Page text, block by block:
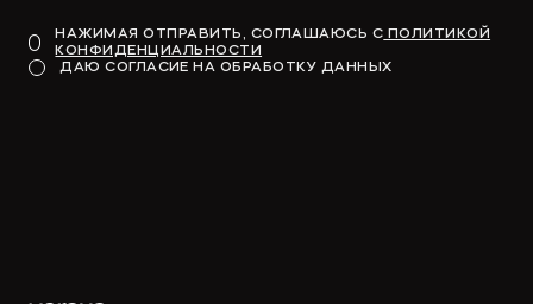
НАЖИМАЯ ОТПРАВИТЬ, СОГЛАШАЮСЬ С ПОЛИТИКОЙ
КОНФИДЕНЦИАЛЬНОСТИ
ДАЮ СОГЛАСИЕ НА ОБРАБОТКУ ДАННЫХ